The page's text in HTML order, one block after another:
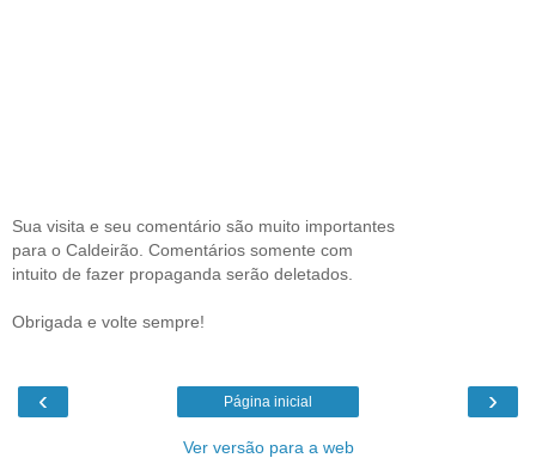
Sua visita e seu comentário são muito importantes
para o Caldeirão. Comentários somente com
intuito de fazer propaganda serão deletados.
Obrigada e volte sempre!
‹ ›
Página inicial
Ver versão para a web